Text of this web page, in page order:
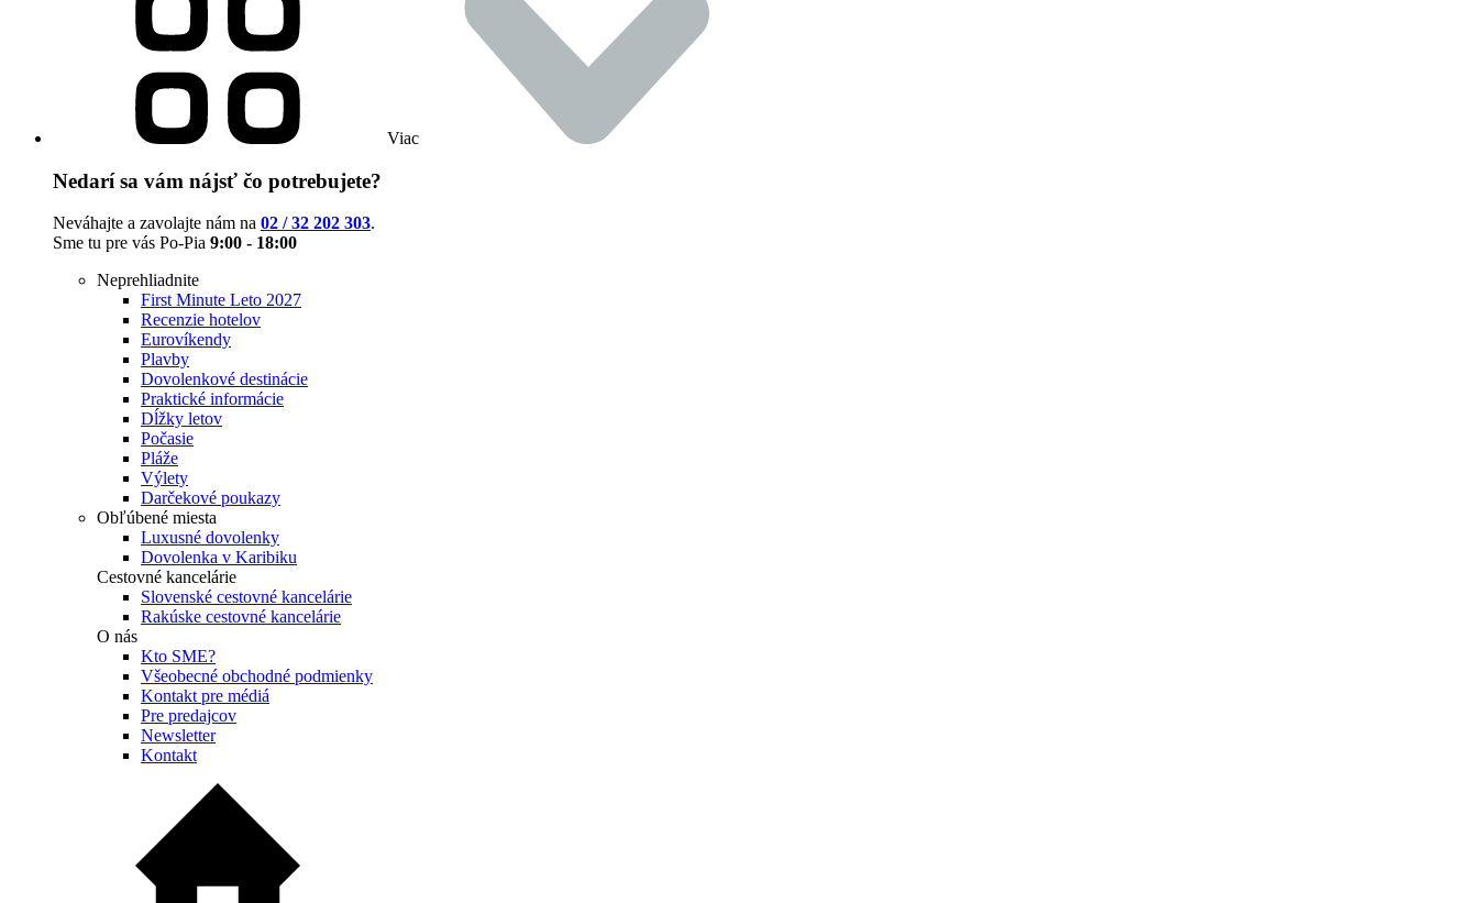
Viac
Nedarí sa vám nájsť čo potrebujete?
Neváhajte a zavolajte nám na 02 / 32 202 303.
Sme tu pre vás Po-Pia 9:00 - 18:00
Neprehliadnite
First Minute Leto 2027
Recenzie hotelov
Eurovíkendy
Plavby
Dovolenkové destinácie
Praktické informácie
Dĺžky letov
Počasie
Pláže
Výlety
Darčekové poukazy
Obľúbené miesta
Luxusné dovolenky
Dovolenka v Karibiku
Cestovné kancelárie
Slovenské cestovné kancelárie
Rakúske cestovné kancelárie
O nás
Kto SME?
Všeobecné obchodné podmienky
Kontakt pre médiá
Pre predajcov
Newsletter
Kontakt